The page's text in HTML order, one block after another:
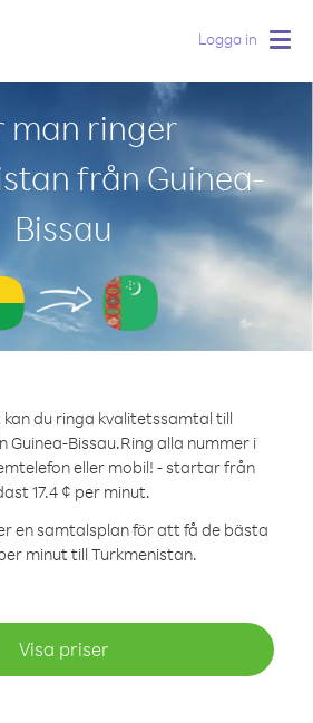
Logga in
man ringer
från Guinea-
Bissau
kan du ringa kvalitetssamtal till
Guinea-Bissau.Ring alla nummer i
eller mobil! - startar från
17.4 ¢ per minut.
en samtalsplan för att få de bästa
minut till Turkmenistan.
Visa priser